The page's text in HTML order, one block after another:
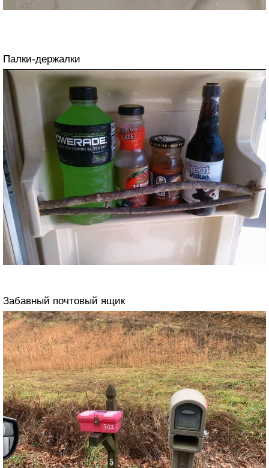
Палки-держалки
Забавный почтовый ящик